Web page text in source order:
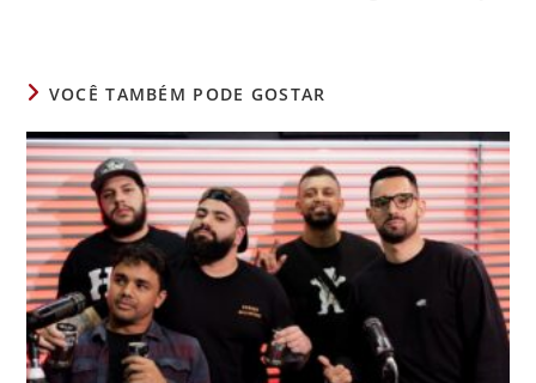
VOCÊ TAMBÉM PODE GOSTAR